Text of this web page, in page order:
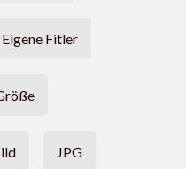
Eigene Fitler
JPG